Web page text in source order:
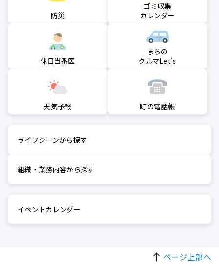
防災
ゴミ収集
カレンダー
休日当番医
まちの
クルマLet's
天気予報 町の電話帳
ライフシーンから探す
組織・業務内容から探す
イベントカレンダー
ページ上部へ